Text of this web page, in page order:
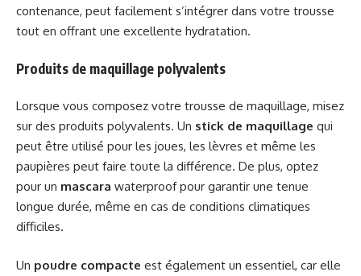
contenance, peut facilement s’intégrer dans votre trousse
tout en offrant une excellente hydratation.
Produits de maquillage polyvalents
Lorsque vous composez votre trousse de maquillage, misez
sur des produits polyvalents. Un stick de maquillage qui
peut être utilisé pour les joues, les lèvres et même les
paupières peut faire toute la différence. De plus, optez
pour un mascara waterproof pour garantir une tenue
longue durée, même en cas de conditions climatiques
difficiles.
Un poudre compacte est également un essentiel, car elle